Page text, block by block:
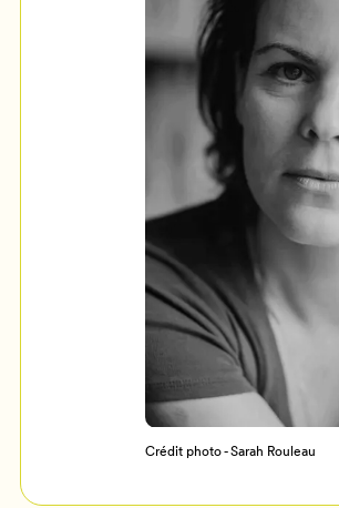
Programmation
Crédit photo - Sarah Rouleau